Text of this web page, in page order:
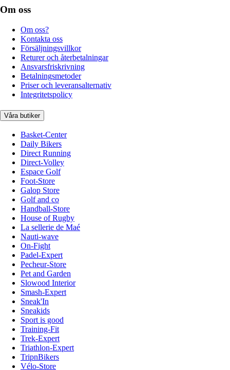
Om oss
Om oss?
Kontakta oss
Försäljningsvillkor
Returer och återbetalningar
Ansvarsfriskrivning
Betalningsmetoder
Priser och leveransalternativ
Integritetspolicy
Våra butiker
Basket-Center
Daily Bikers
Direct Running
Direct-Volley
Espace Golf
Foot-Store
Galop Store
Golf and co
Handball-Store
House of Rugby
La sellerie de Maé
Nauti-wave
On-Fight
Padel-Expert
Pecheur-Store
Pet and Garden
Slowood Interior
Smash-Expert
Sneak'In
Sneakids
Sport is good
Training-Fit
Trek-Expert
Triathlon-Expert
TripnBikers
Vélo-Store